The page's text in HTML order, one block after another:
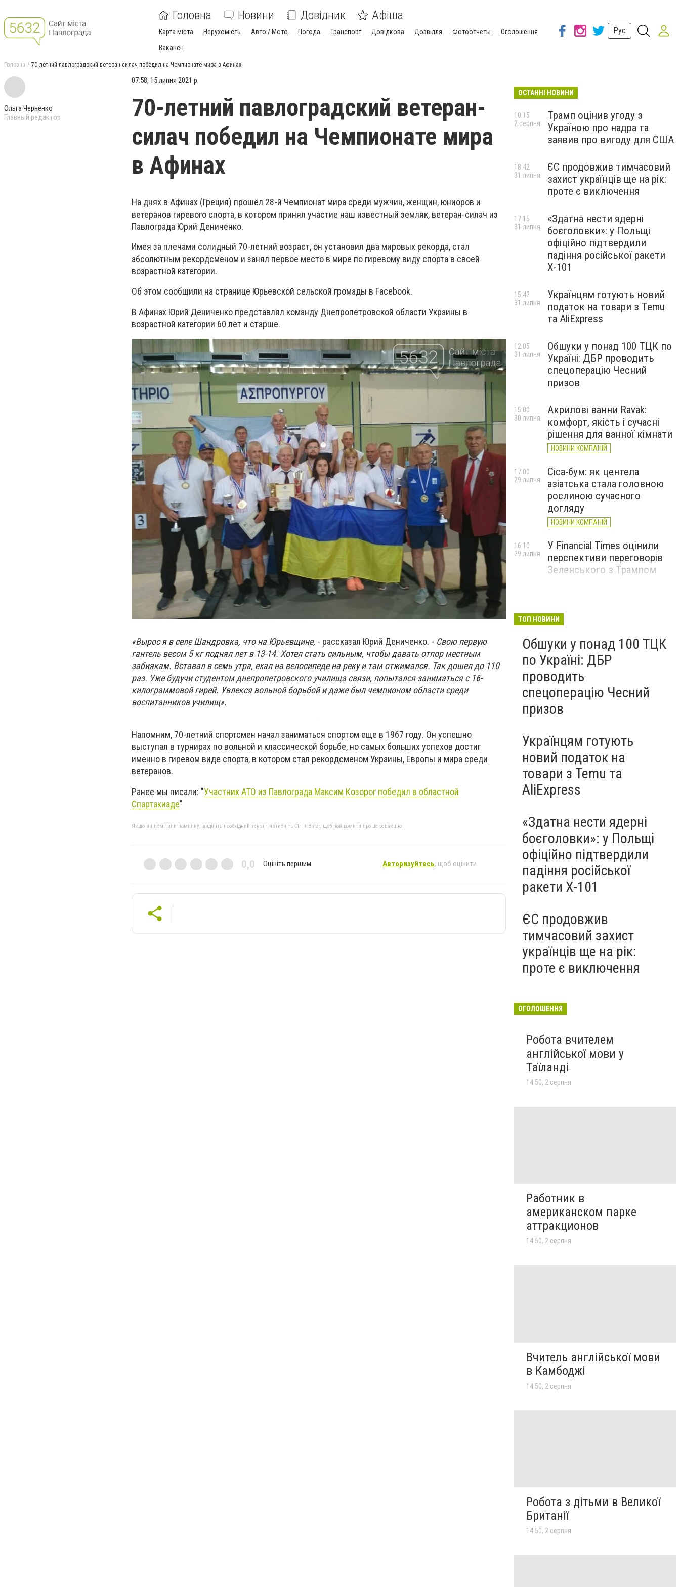
Головна Новини Довідник Афіша
Карта міста Нерухомість Авто / Мото Погода Транспорт Довідкова Дозвілля Фотоотчеты
Оголошення
Вакансії
Рус
Головна 70-летний павлоградский ветеран-силач победил на Чемпионате мира в Афинах
Ольга Черненко
Главный редактор
07:58, 15 липня 2021 р.
70-летний павлоградский ветеран-
силач победил на Чемпионате мира
в Афинах
На днях в Афинах (Греция) прошёл 28-й Чемпионат мира среди мужчин, женщин, юниоров и
ветеранов гиревого спорта, в котором принял участие наш известный земляк, ветеран-силач из
Павлограда Юрий Дениченко.
Имея за плечами солидный 70-летний возраст, он установил два мировых рекорда, стал
абсолютным рекордсменом и занял первое место в мире по гиревому виду спорта в своей
возрастной категории.
Об этом сообщили на странице Юрьевской сельской громады в Facebook.
В Афинах Юрий Дениченко представлял команду Днепропетровской области Украины в
возрастной категории 60 лет и старше.
«Вырос я в селе Шандровка, что на Юрьевщине, - рассказал Юрий Дениченко. - Свою первую
гантель весом 5 кг поднял лет в 13-14. Хотел стать сильным, чтобы давать отпор местным
забиякам. Вставал в семь утра, ехал на велосипеде на реку и там отжимался. Так дошел до 110
раз. Уже будучи студентом днепропетровского училища связи, попытался заниматься с 16-
килограммовой гирей. Увлекся вольной борьбой и даже был чемпионом области среди
воспитанников училищ».
Напомним, 70-летний спортсмен начал заниматься спортом еще в 1967 году. Он успешно
выступал в турнирах по вольной и классической борьбе, но самых больших успехов достиг
именно в гиревом виде спорта, в котором стал рекордсменом Украины, Европы и мира среди
ветеранов.
Ранее мы писали: "Участник АТО из Павлограда Максим Козорог победил в областной
Спартакиаде"
Якщо ви помітили помилку, виділіть необхідний текст і натисніть Ctrl + Enter, щоб повідомити про це редакцію
0,0 Оцініть першим Авторизуйтесь, щоб оцінити
ОСТАННІ НОВИНИ
Трамп оцінив угоду з
Україною про надра та
заявив про вигоду для США
10:15
2 серпня
ЄС продовжив тимчасовий
захист українців ще на рік:
проте є виключення
18:42
31 липня
«Здатна нести ядерні
боєголовки»: у Польщі
офіційно підтвердили
падіння російської ракети
Х-101
17:15
31 липня
Українцям готують новий
податок на товари з Temu
та AliExpress
15:42
31 липня
Обшуки у понад 100 ТЦК по
Україні: ДБР проводить
спецоперацію Чесний
призов
12:05
31 липня
Акрилові ванни Ravak:
комфорт, якість і сучасні
рішення для ванної кімнати
НОВИНИ КОМПАНІЙ
15:00
30 липня
Cica-бум: як центела
азіатська стала головною
рослиною сучасного
догляду
НОВИНИ КОМПАНІЙ
17:00
29 липня
У Financial Times оцінили
перспективи переговорів
Зеленського з Трампом
16:10
29 липня
ТОП НОВИНИ
Обшуки у понад 100 ТЦК
по Україні: ДБР
проводить
спецоперацію Чесний
призов
Українцям готують
новий податок на
товари з Temu та
AliExpress
«Здатна нести ядерні
боєголовки»: у Польщі
офіційно підтвердили
падіння російської
ракети Х-101
ЄС продовжив
тимчасовий захист
українців ще на рік:
проте є виключення
ОГОЛОШЕННЯ
Робота вчителем
англійської мови у
Таїланді
14:50, 2 серпня
Работник в
американском парке
аттракционов
14:50, 2 серпня
Вчитель англійської мови
в Камбоджі
14:50, 2 серпня
Робота з дітьми в Великої
Британії
14:50, 2 серпня